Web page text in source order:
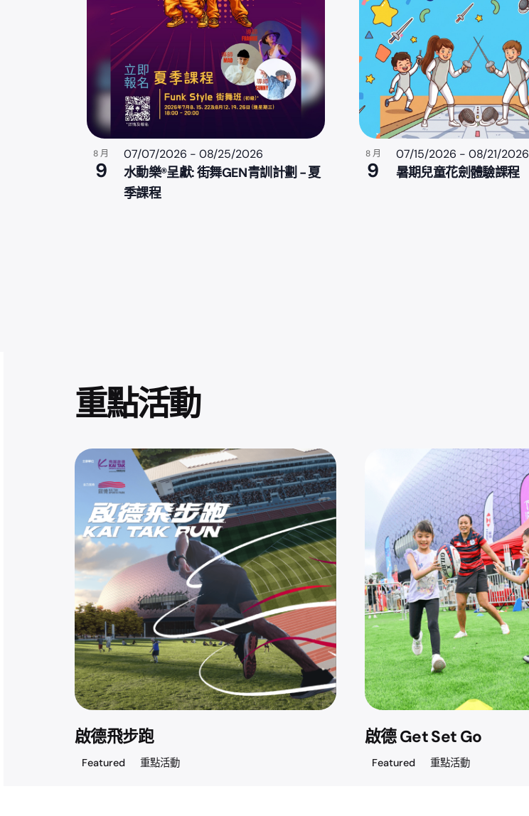
8 月
9
07/07/2026 - 08/25/2026
水動樂®呈獻: 街舞GEN青訓計劃 - 夏
季課程
8 月
9
07/15/2026 - 08/21/2026
暑期兒童花劍體驗課程
重點活動
啟德飛步跑
Featured 重點活動
啟德 Get Set Go
Featured 重點活動